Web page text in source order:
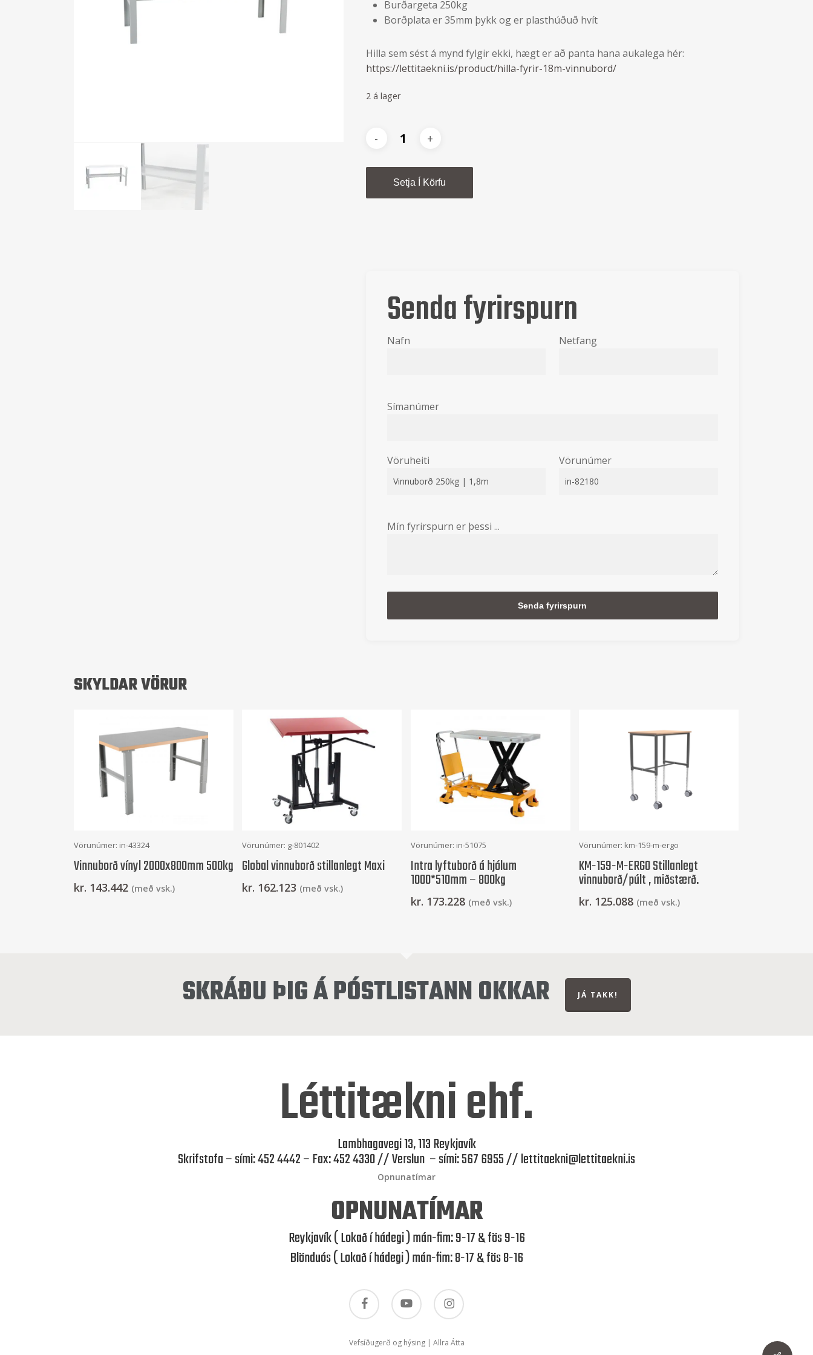
Burðargeta 250kg
Borðplata er 35mm þykk og er plasthúðuð hvít
Hilla sem sést á mynd fylgir ekki, hægt er að panta hana aukalega hér:
https://lettitaekni.is/product/hilla-fyrir-18m-vinnubord/
2 á lager
Setja Í Körfu
Senda fyrirspurn
Nafn Netfang
Símanúmer
Vöruheiti Vörunúmer
Mín fyrirspurn er þessi ...
SKYLDAR VÖRUR
Frekari Upplýsingar
Vörunúmer: in-43324
Vinnuborð vínyl 2000x800mm 500kg
kr. 143.442 (með vsk.)
Frekari Upplýsingar
Vörunúmer: g-801402
Global vinnuborð stillanlegt Maxi
kr. 162.123 (með vsk.)
Frekari Upplýsingar
Vörunúmer: in-51075
Intra lyftuborð á hjólum
1000*510mm – 800kg
kr. 173.228 (með vsk.)
Frekari Upplýsingar
Vörunúmer: km-159-m-ergo
KM-159-M-ERGO Stillanlegt
vinnuborð/púlt , miðstærð.
kr. 125.088 (með vsk.)
SKRÁÐU ÞIG Á PÓSTLISTANN OKKAR JÁ TAKK!
Léttitækni ehf.
Lambhagavegi 13, 113 Reykjavík
Skrifstofa – sími: 452 4442 – Fax: 452 4330 // Verslun – sími: 567 6955 //lettitaekni@lettitaekni.is
Opnunatímar
OPNUNATÍMAR
Reykjavík ( Lokað í hádegi ) mán-fim: 9-17 & fös 9-16
Blönduós ( Lokað í hádegi ) mán-fim: 8-17 & fös 8-16
facebook youtube instagram
Vefsíðugerð og hýsing | Allra Átta